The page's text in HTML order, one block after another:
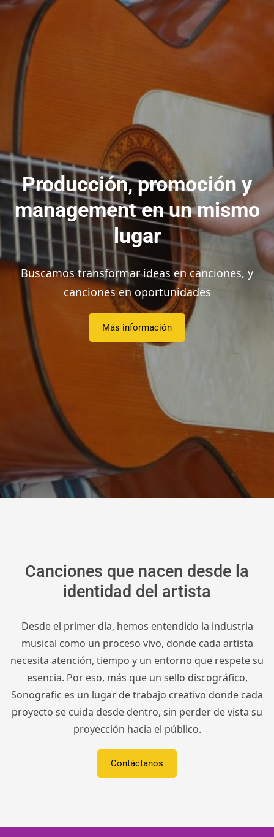
Producción, promoción y
management en un mismo
lugar
Buscamos transformar ideas en canciones, y
canciones en oportunidades
Más información
Canciones que nacen desde la
identidad del artista
Desde el primer día, hemos entendido la industria
musical como un proceso vivo, donde cada artista
necesita atención, tiempo y un entorno que respete su
esencia. Por eso, más que un sello discográfico,
Sonografic es un lugar de trabajo creativo donde cada
proyecto se cuida desde dentro, sin perder de vista su
proyección hacia el público.
Contáctanos